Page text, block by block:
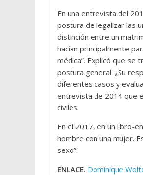
En una entrevista del
postura de legalizar las
distinción entre un
hacían principalmente
médica”. Explicó que se
postura general. ¿Su
diferentes casos y
entrevista de 2014 que
civiles.
En el 2017, en un libro-
hombre con una mujer.
sexo”.
ENLACE. Dominique